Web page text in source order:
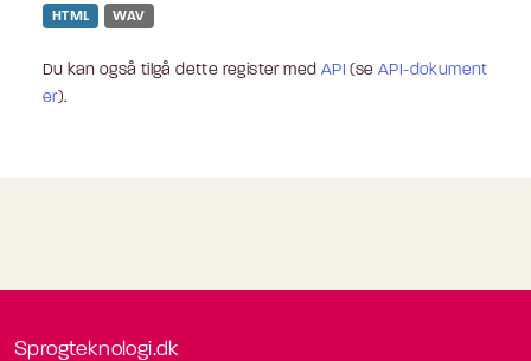
HTML WAV
Du kan også tilgå dette register med API (seAPI-dokument
er).
Sprogteknologi.dk